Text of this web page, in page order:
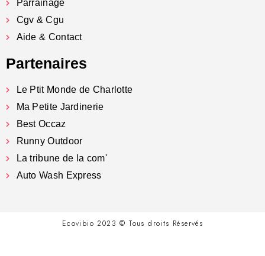
Parrainage
Cgv & Cgu
Aide & Contact
Partenaires
Le Ptit Monde de Charlotte
Ma Petite Jardinerie
Best Occaz
Runny Outdoor
La tribune de la com'
Auto Wash Express
Ecovibio 2023 © Tous droits Réservés